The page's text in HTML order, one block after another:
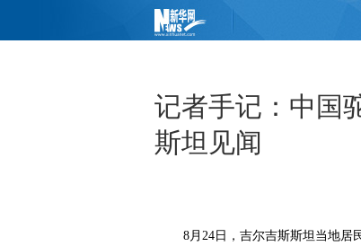
记者手记：中国
斯坦见闻
8月24日，吉尔吉斯斯坦当地居民